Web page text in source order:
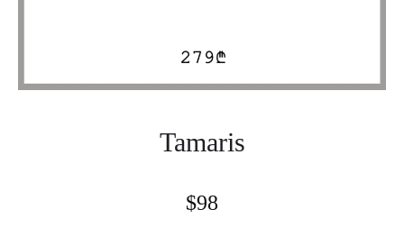
Tamaris
$98